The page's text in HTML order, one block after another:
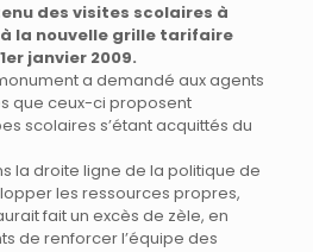
des visites scolaires à
la nouvelle grille tarifaire
janvier 2009.
a demandé aux agents
que ceux-ci proposent
scolaires s’étant acquittés du
la droite ligne de la politique de
les ressources propres,
fait un excès de zèle, en
de renforcer l’équipe des